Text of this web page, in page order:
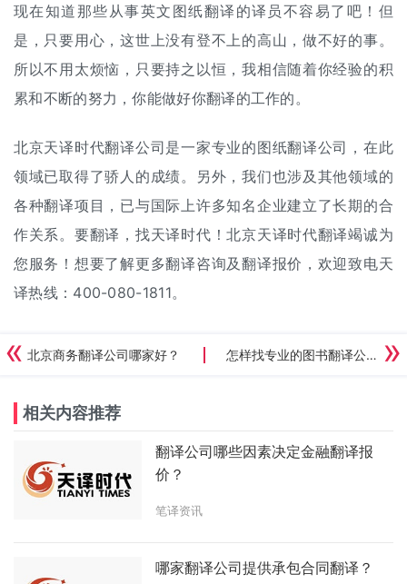
现在知道那些从事英文图纸翻译的译员不容易了吧！但
是，只要用心，这世上没有登不上的高山，做不好的事。
所以不用太烦恼，只要持之以恒，我相信随着你经验的积
累和不断的努力，你能做好你翻译的工作的。
北京天译时代翻译公司是一家专业的图纸翻译公司，在此
领域已取得了骄人的成绩。另外，我们也涉及其他领域的
各种翻译项目，已与国际上许多知名企业建立了长期的合
作关系。要翻译，找天译时代！北京天译时代翻译竭诚为
您服务！想要了解更多翻译咨询及翻译报价 ，欢迎致电天
译热线：400-080-1811。
北京商务翻译公司哪家好？ 怎样找专业的图书翻译公司？
相关内容推荐
翻译公司哪些因素决定金融翻译报
价？
笔译资讯
哪家翻译公司提供承包合同翻译？